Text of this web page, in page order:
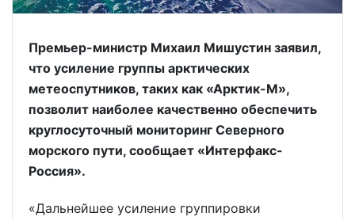
Премьер-министр Михаил Мишустин заявил,
что усиление группы арктических
метеоспутников, таких как «Арктик-М»,
позволит наиболее качественно обеспечить
круглосуточный мониторинг Северного
морского пути, сообщает «Интерфакс-
Россия».
«Дальнейшее усиление группировки